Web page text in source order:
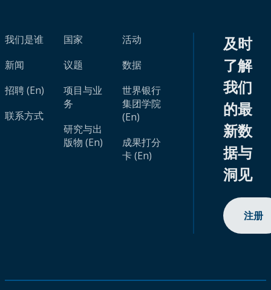
我们是谁
新闻
招聘 (En)
联系方式
国家
议题
项目与业
务
研究与出
版物 (En)
活动
数据
世界银行
集团学院
(En)
成果打分
卡 (En)
及时
了解
我们
的最
新数
据与
洞见
注册